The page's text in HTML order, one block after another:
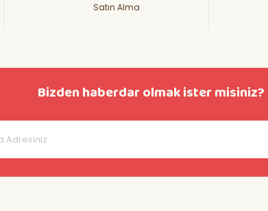
Satın Alma
Bizden haberdar olmak ister misiniz?